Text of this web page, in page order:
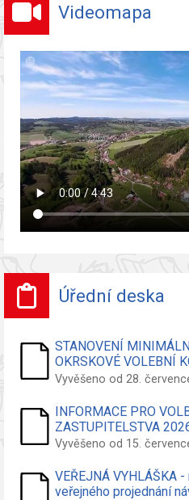
Videomapa
Úřední deska
STANOVENÍ
OKRSKOVÉ VOLEBNÍ
ZASTUPITELSTVA
Vyvěšeno od 28.
INFORMACE PRO
ZASTUPITELSTVA
Vyvěšeno od 15.
VEŘEJNÁ VYHLÁŠKA
veřejného projednání